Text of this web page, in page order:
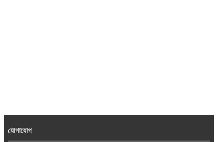
যোগাযোগ